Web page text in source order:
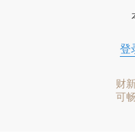
登
财
可